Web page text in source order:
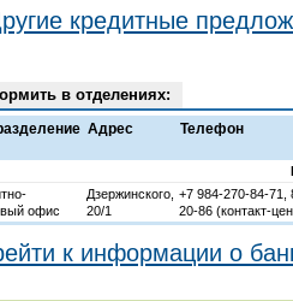
кредитные
в отделениях:
Адрес Телефон
офис
Дзержинского,
20/1
+7 984-270-84-71,
20-86 (контакт-
к информации о